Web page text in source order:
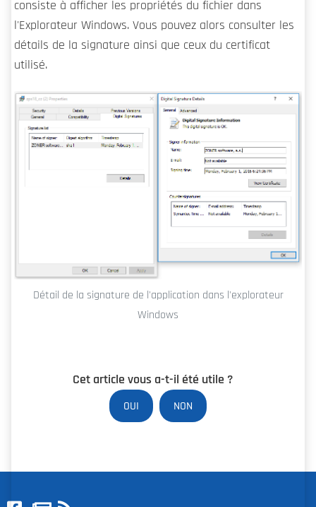
consiste à afficher les propriétés du fichier dans
l'Explorateur Windows. Vous pouvez alors consulter les
détails de la signature ainsi que ceux du certificat
utilisé.
Détail de la signature de l'application dans l'explorateur
Windows
Cet article vous a-t-il été utile ?
OUI NON